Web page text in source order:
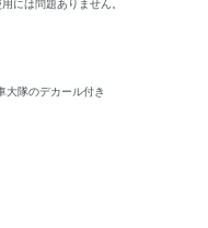
には問題ありません。
大隊のデカール付き